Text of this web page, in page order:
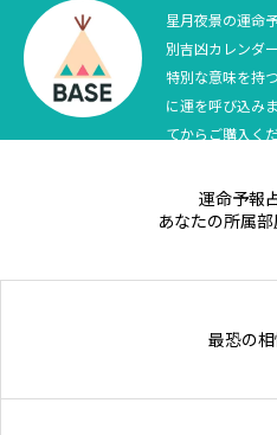
テニス四大大会・五輪
テニス四大大会・五輪
星月夜景の運命
別吉凶カレンダ
特別な意味を持
に運を呼び込み
てからご購入くだ
運命予報
あなたの所属部
最恐の